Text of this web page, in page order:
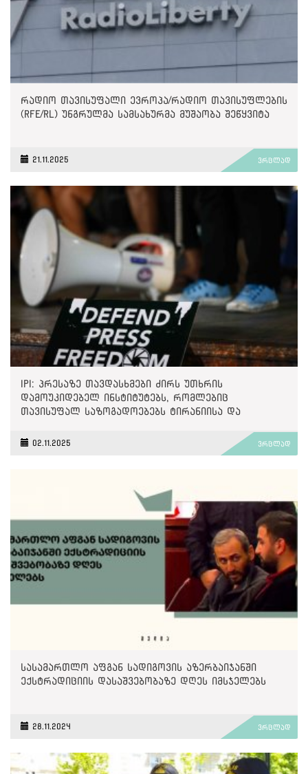
რადიო თავისუფალი ევროპა/რადიო თავისუფლების
(RFE/RL) უნგრულმა სამსახურმა მუშაობა შეწყვიტა
21.11.2025 ვრცლად
IPI: პრესაზე თავდასხმები ძირს უთხრის
დამოუკიდებელ ინსტიტუტებს, რომლებიც
თავისუფალ საზოგადოებებს ტირანიისა და
02.11.2025 ვრცლად
სასამართლო აფგან სადიგოვის აზერბაიჯანში
ექსტრადიციის დასაშვებობაზე დღეს იმსჯელებს
28.11.2024 ვრცლად